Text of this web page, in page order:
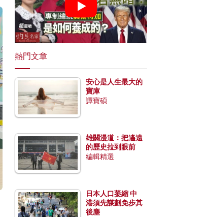
熱門文章
安心是人生最大的
寶庫
譚寶碩
雄關漫道：把遙遠
的歷史拉到眼前
編輯精選
日本人口萎縮 中
港須先謀劃免步其
後塵